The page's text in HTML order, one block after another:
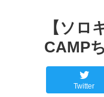
【ソロ
CAMP
Twitter